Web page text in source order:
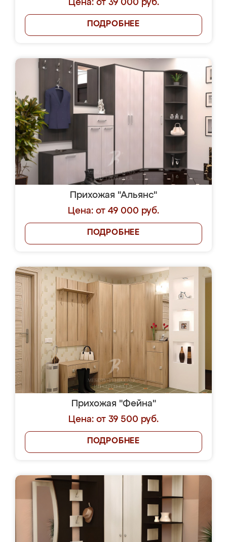
Цена: от 39 000 руб.
ПОДРОБНЕЕ
Прихожая "Альянс"
Цена: от 49 000 руб.
ПОДРОБНЕЕ
Прихожая "Фейна"
Цена: от 39 500 руб.
ПОДРОБНЕЕ